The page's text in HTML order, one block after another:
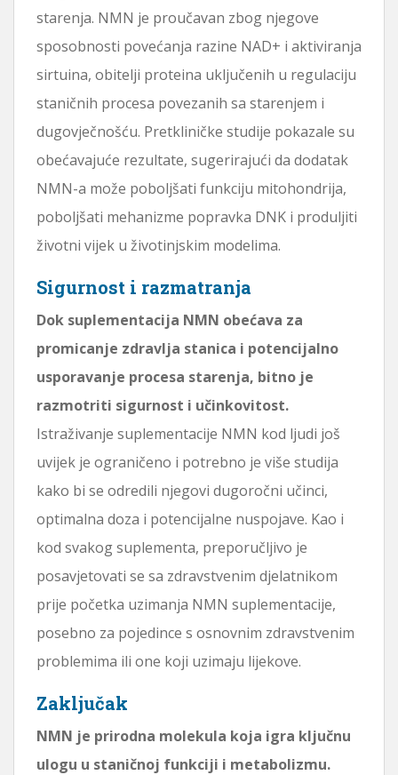
starenja. NMN je proučavan zbog njegove
sposobnosti povećanja razine NAD+ i aktiviranja
sirtuina, obitelji proteina uključenih u regulaciju
staničnih procesa povezanih sa starenjem i
dugovječnošću. Pretkliničke studije pokazale su
obećavajuće rezultate, sugerirajući da dodatak
NMN-a može poboljšati funkciju mitohondrija,
poboljšati mehanizme popravka DNK i produljiti
životni vijek u životinjskim modelima.
Sigurnost i razmatranja
Dok suplementacija NMN obećava za
promicanje zdravlja stanica i potencijalno
usporavanje procesa starenja, bitno je
razmotriti sigurnost i učinkovitost.
Istraživanje suplementacije NMN kod ljudi još
uvijek je ograničeno i potrebno je više studija
kako bi se odredili njegovi dugoročni učinci,
optimalna doza i potencijalne nuspojave. Kao i
kod svakog suplementa, preporučljivo je
posavjetovati se sa zdravstvenim djelatnikom
prije početka uzimanja NMN suplementacije,
posebno za pojedince s osnovnim zdravstvenim
problemima ili one koji uzimaju lijekove.
Zaključak
NMN je prirodna molekula koja igra ključnu
ulogu u staničnoj funkciji i metabolizmu.